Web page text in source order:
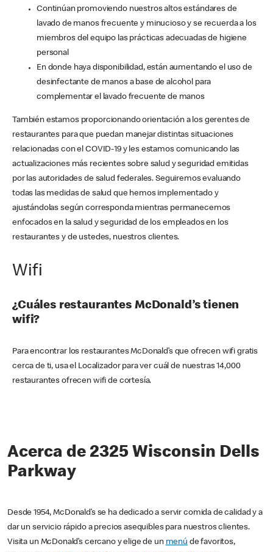
Continúan promoviendo nuestros altos estándares de
lavado de manos frecuente y minucioso y se recuerda a los
miembros del equipo las prácticas adecuadas de higiene
personal
En donde haya disponibilidad, están aumentando el uso de
desinfectante de manos a base de alcohol para
complementar el lavado frecuente de manos
También estamos proporcionando orientación a los gerentes de
restaurantes para que puedan manejar distintas situaciones
relacionadas con el COVID-19 y les estamos comunicando las
actualizaciones más recientes sobre salud y seguridad emitidas
por las autoridades de salud federales. Seguiremos evaluando
todas las medidas de salud que hemos implementado y
ajustándolas según corresponda mientras permanecemos
enfocados en la salud y seguridad de los empleados en los
restaurantes y de ustedes, nuestros clientes.
Wifi
¿Cuáles restaurantes McDonald’s tienen
wifi?
Para encontrar los restaurantes McDonald’s que ofrecen wifi gratis
cerca de ti, usa el Localizador para ver cuál de nuestras 14,000
restaurantes ofrecen wifi de cortesía.
Acerca de 2325 Wisconsin Dells
Parkway
Desde 1954, McDonald’s se ha dedicado a servir comida de calidad y a
dar un servicio rápido a precios asequibles para nuestros clientes.
Visita un McDonald’s cercano y elige de un menú de favoritos,